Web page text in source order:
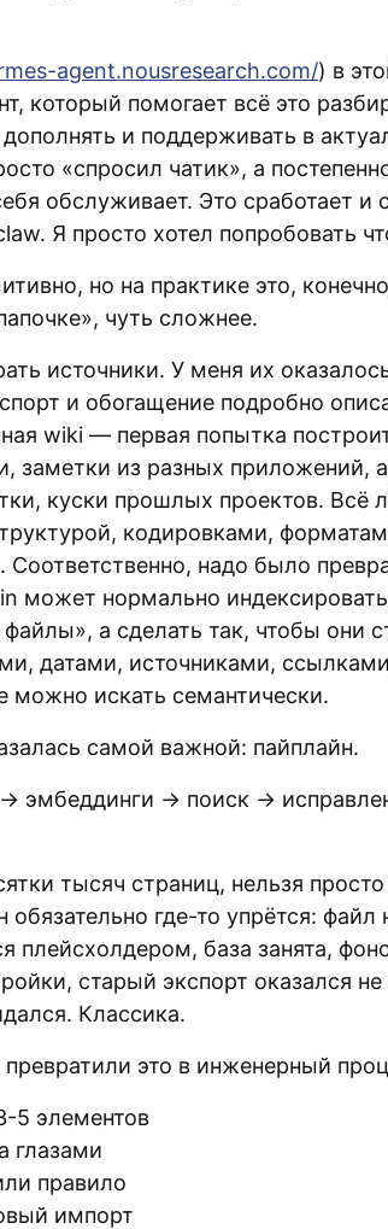
agent.nousresearch.com/) в
который помогает всё это
и поддерживать в
«спросил чатик», а
обслуживает. Это сработает и
Я просто хотел попробовать
но на практике это,
чуть сложнее.
источники. У меня их
и обогащение подробно
wiki — первая попытка
заметки из разных приложений,
куски прошлых проектов. Всё
кодировками,
надо было
может нормально
а сделать так, чтобы они
датами, источниками,
можно искать семантически.
самой важной: пайплайн.
эмбеддинги → поиск →
тысяч страниц, нельзя просто
обязательно где-то упрётся: файл
плейсхолдером, база занята,
старый экспорт оказался не
Классика.
это в инженерный
5 элементов
глазами
правило
импорт